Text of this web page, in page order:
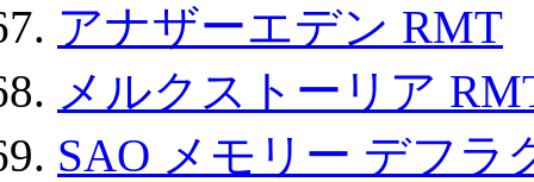
アナザーエデン RMT
メルクストーリア
SAO メモリー デフラ